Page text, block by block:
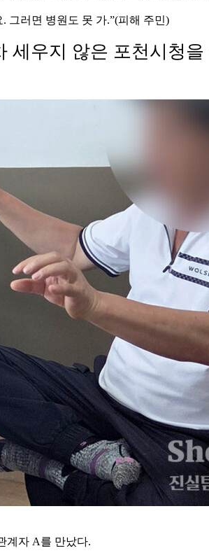
그러면 병원도 못 가.”(피해 주민)
세우지 않은 포천시청을
계자 A를 만났다.